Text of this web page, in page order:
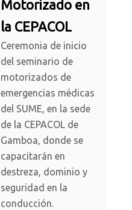
Motorizado en
la CEPACOL
Ceremonia de inicio
del seminario de
motorizados de
emergencias médicas
del SUME, en la sede
de la CEPACOL de
Gamboa, donde se
capacitarán en
destreza, dominio y
seguridad en la
conducción.